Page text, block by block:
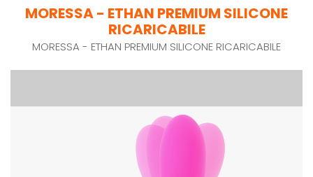
MORESSA - ETHAN PREMIUM SILICONE
RICARICABILE
MORESSA - ETHAN PREMIUM SILICONE RICARICABILE